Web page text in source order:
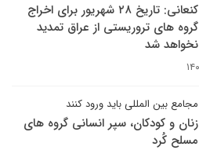
کنعانی: تاریخ ۲۸ شهریور برای اخراج
گروه های تروریستی از عراق تمدید
نخواهد شد
مجامع بین المللی باید ورود کنند
زنان و کودکان، سپر انسانی گروه های
مسلح کُرد